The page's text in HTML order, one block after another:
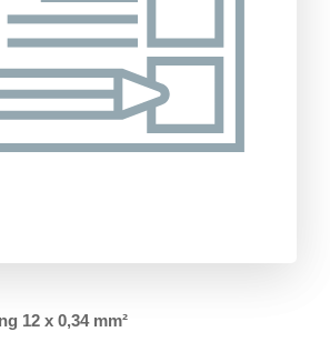
12 x 0,34 mm²